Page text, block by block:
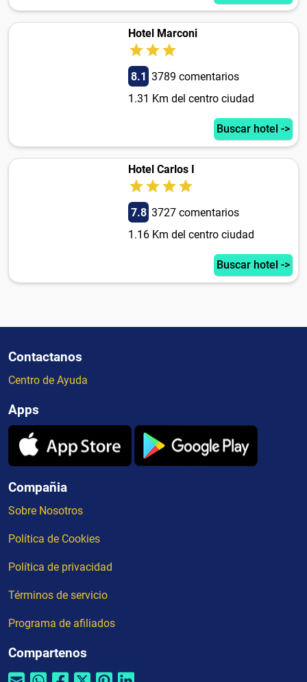
Hotel Marconi
8.1 3789 comentarios
1.31 Km del centro ciudad
Buscar hotel ->
Hotel Carlos I
7.8 3727 comentarios
1.16 Km del centro ciudad
Buscar hotel ->
Contactanos
Centro de Ayuda
Apps
Compañia
Sobre Nosotros
Política de Cookies
Política de privacidad
Términos de servicio
Programa de afiliados
Compartenos